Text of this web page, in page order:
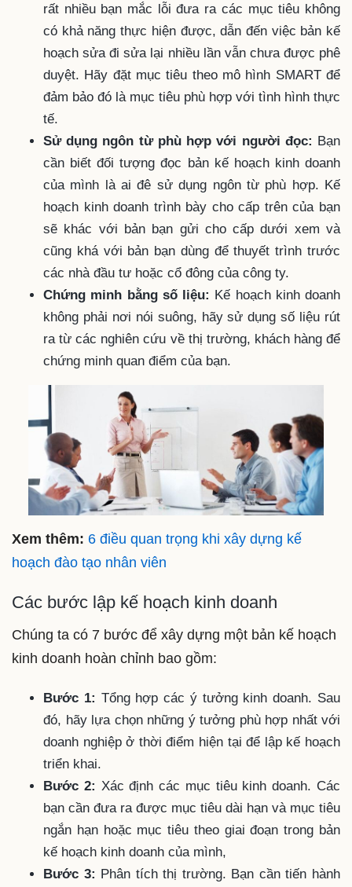
rất nhiều bạn mắc lỗi đưa ra các mục tiêu không
có khả năng thực hiện được, dẫn đến việc bản kế
hoạch sửa đi sửa lại nhiều lần vẫn chưa được phê
duyệt. Hãy đặt mục tiêu theo mô hình SMART để
đảm bảo đó là mục tiêu phù hợp với tình hình thực
tế.
Sử dụng ngôn từ phù hợp với người đọc: Bạn
cần biết đối tượng đọc bản kế hoạch kinh doanh
của mình là ai đê sử dụng ngôn từ phù hợp. Kế
hoạch kinh doanh trình bày cho cấp trên của bạn
sẽ khác với bản bạn gửi cho cấp dưới xem và
cũng khá với bản bạn dùng để thuyết trình trước
các nhà đầu tư hoặc cổ đông của công ty.
Chứng minh bằng số liệu: Kế hoạch kinh doanh
không phải nơi nói suông, hãy sử dụng số liệu rút
ra từ các nghiên cứu về thị trường, khách hàng để
chứng minh quan điểm của bạn.
Xem thêm: 6 điều quan trọng khi xây dựng kế
hoạch đào tạo nhân viên
Các bước lập kế hoạch kinh doanh
Chúng ta có 7 bước để xây dựng một bản kế hoạch
kinh doanh hoàn chỉnh bao gồm:
Bước 1: Tổng hợp các ý tưởng kinh doanh. Sau
đó, hãy lựa chọn những ý tưởng phù hợp nhất với
doanh nghiệp ở thời điểm hiện tại để lập kế hoạch
triển khai.
Bước 2: Xác định các mục tiêu kinh doanh. Các
bạn cần đưa ra được mục tiêu dài hạn và mục tiêu
ngắn hạn hoặc mục tiêu theo giai đoạn trong bản
kế hoạch kinh doanh của mình,
Bước 3: Phân tích thị trường. Bạn cần tiến hành